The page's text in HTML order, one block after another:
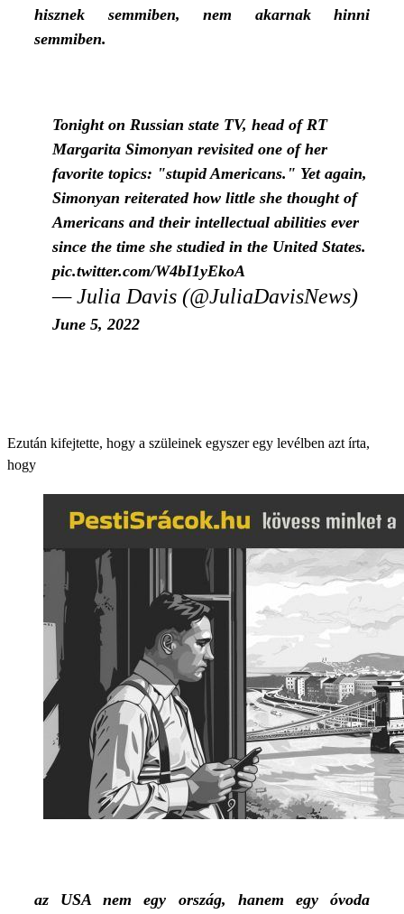
hisznek semmiben, nem akarnak hinni
semmiben.
Tonight on Russian state TV, head of RT
Margarita Simonyan revisited one of her
favorite topics: "stupid Americans." Yet again,
Simonyan reiterated how little she thought of
Americans and their intellectual abilities ever
since the time she studied in the United States.
pic.twitter.com/W4bI1yEkoA
— Julia Davis (@JuliaDavisNews)
June 5, 2022
Ezután kifejtette, hogy a szüleinek egyszer egy levélben azt írta,
hogy
az USA nem egy ország, hanem egy óvoda